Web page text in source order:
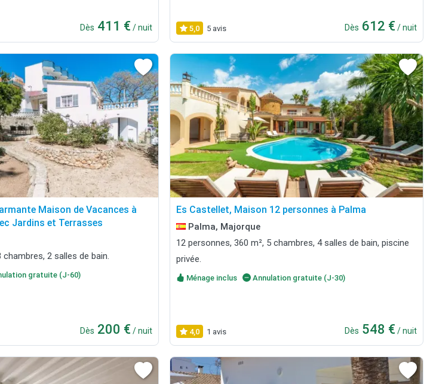
Dès 411 € / nuit 5,0 5 avis Dès 612 € / nuit
Maison de Vacances à
Jardins et Terrasses
chambres, 2 salles de bain.
gratuite (J-60)
Dès 200 € / nuit
Es Castellet, Maison 12 personnes à Palma
Palma, Majorque
12 personnes, 360 m², 5 chambres, 4 salles de bain, piscine
privée.
Ménage inclus Annulation gratuite (J-30)
4,0 1 avis Dès 548 € / nuit